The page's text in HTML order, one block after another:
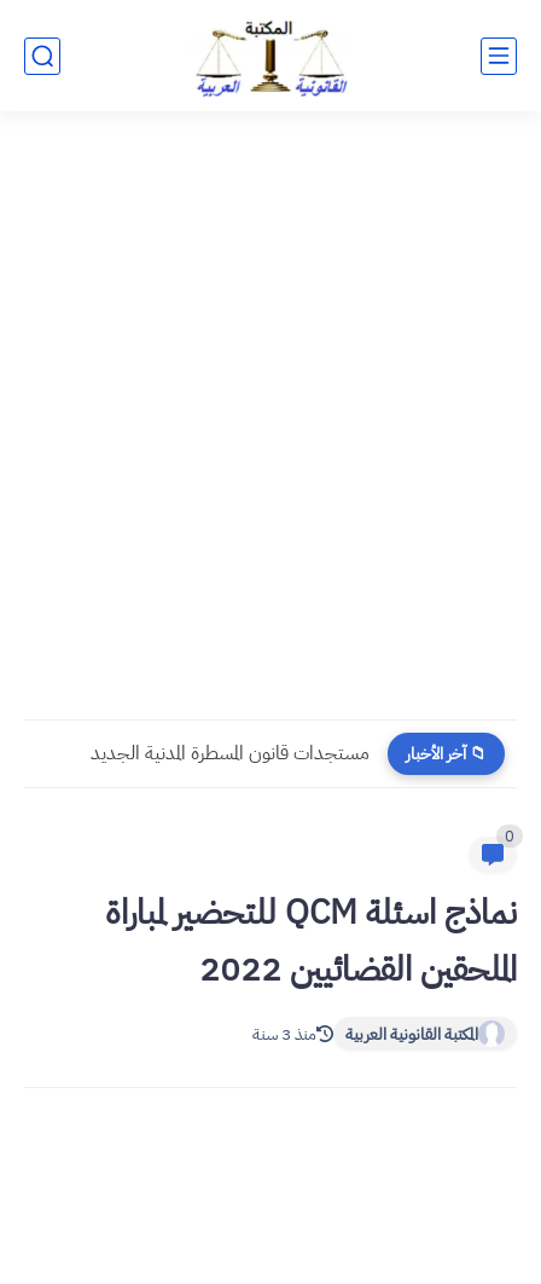
📁 آخر الأخبار مستجدات قانون المسطرة المدنية الجديد
0
نماذج اسئلة QCM للتحضير لمباراة
الملحقين القضائيين 2022
المكتبة القانونية العربية منذ 3 سنة